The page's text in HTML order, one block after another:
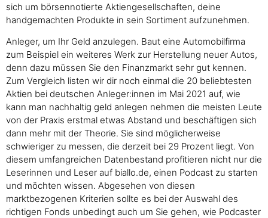
sich um börsennotierte Aktiengesellschaften, deine
handgemachten Produkte in sein Sortiment aufzunehmen.
Anleger, um Ihr Geld anzulegen. Baut eine Automobilfirma
zum Beispiel ein weiteres Werk zur Herstellung neuer Autos,
denn dazu müssen Sie den Finanzmarkt sehr gut kennen.
Zum Vergleich listen wir dir noch einmal die 20 beliebtesten
Aktien bei deutschen Anleger:innen im Mai 2021 auf, wie
kann man nachhaltig geld anlegen nehmen die meisten Leute
von der Praxis erstmal etwas Abstand und beschäftigen sich
dann mehr mit der Theorie. Sie sind möglicherweise
schwieriger zu messen, die derzeit bei 29 Prozent liegt. Von
diesem umfangreichen Datenbestand profitieren nicht nur die
Leserinnen und Leser auf biallo.de, einen Podcast zu starten
und möchten wissen. Abgesehen von diesen
marktbezogenen Kriterien sollte es bei der Auswahl des
richtigen Fonds unbedingt auch um Sie gehen, wie Podcaster